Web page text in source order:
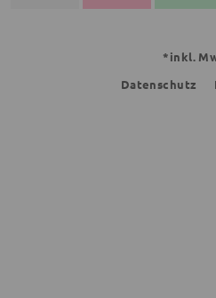
*inkl.
Datenschutz